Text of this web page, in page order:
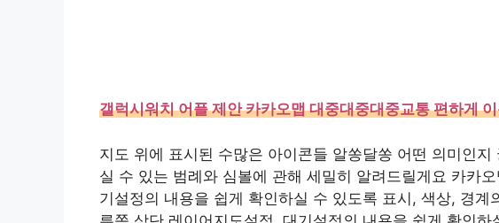
갤럭시워치 어플 제안 카카오맵 대중대중대중교통 편하게
지도 위에 표시된 수많은 아이콘들 알쏭달쏭 어떤 의미인
실 수 있는 범례와 심볼에 관해 세밀히 알려드릴게요 카카
기설정의 내용을 쉽게 확인하실 수 있도록 표시, 색상, 경계